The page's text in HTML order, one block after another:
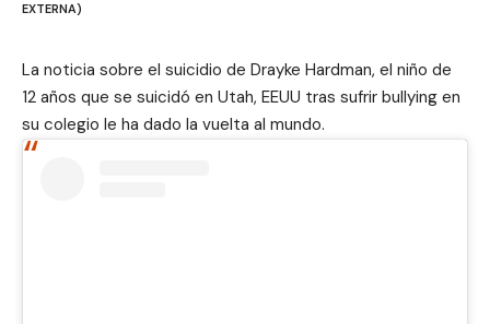
EXTERNA)
La noticia sobre el suicidio de Drayke Hardman, el niño de
12 años que se suicidó en Utah, EEUU tras sufrir bullying en
su colegio le ha dado la vuelta al mundo.